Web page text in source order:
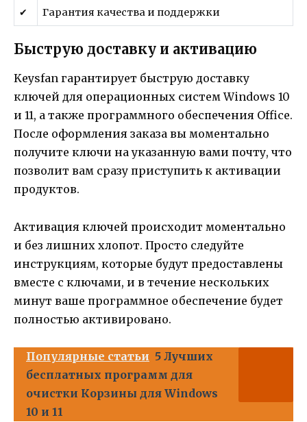
✔ Гарантия качества и поддержки
Быструю доставку и активацию
Keysfan гарантирует быструю доставку
ключей для операционных систем Windows 10
и 11, а также программного обеспечения Office.
После оформления заказа вы моментально
получите ключи на указанную вами почту, что
позволит вам сразу приступить к активации
продуктов.
Активация ключей происходит моментально
и без лишних хлопот. Просто следуйте
инструкциям, которые будут предоставлены
вместе с ключами, и в течение нескольких
минут ваше программное обеспечение будет
полностью активировано.
Популярные статьи 5 Лучших
бесплатных программ для
очистки Корзины для Windows
10 и 11